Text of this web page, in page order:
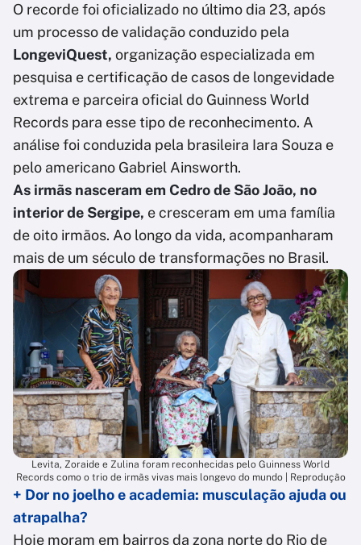
O recorde foi oficializado no último dia 23, após
um processo de validação conduzido pela
LongeviQuest, organização especializada em
pesquisa e certificação de casos de longevidade
extrema e parceira oficial do Guinness World
Records para esse tipo de reconhecimento. A
análise foi conduzida pela brasileira Iara Souza e
pelo americano Gabriel Ainsworth.
As irmãs nasceram em Cedro de São João, no
interior de Sergipe, e cresceram em uma família
de oito irmãos. Ao longo da vida, acompanharam
mais de um século de transformações no Brasil.
Levita, Zoraide e Zulina foram reconhecidas pelo Guinness World
Records como o trio de irmãs vivas mais longevo do mundo | Reprodução
+ Dor no joelho e academia: musculação ajuda ou
atrapalha?
Hoje moram em bairros da zona norte do Rio de